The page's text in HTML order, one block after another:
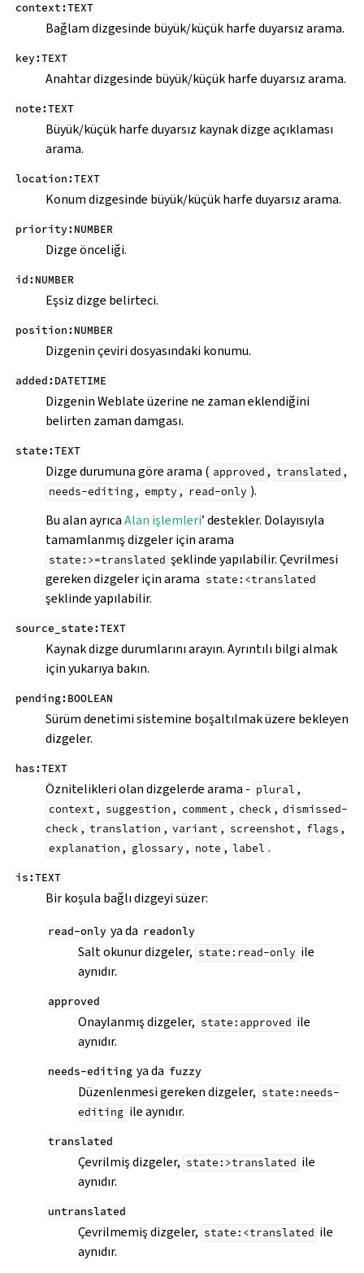
navigation of Yapılandırma yönergesi
context:TEXT
Bağlam dizgesinde büyük/küçük harfe duyarsız arama.
key:TEXT
Anahtar dizgesinde büyük/küçük harfe duyarsız arama.
note:TEXT
Büyük/küçük harfe duyarsız kaynak dizge açıklaması
arama.
location:TEXT
Konum dizgesinde büyük/küçük harfe duyarsız arama.
priority:NUMBER
Dizge önceliği.
id:NUMBER
Eşsiz dizge belirteci.
position:NUMBER
Dizgenin çeviri dosyasındaki konumu.
added:DATETIME
Dizgenin Weblate üzerine ne zaman eklendiğini
belirten zaman damgası.
state:TEXT
Dizge durumuna göre arama ( approved , translated ,
needs-editing , empty , read-only ).
Bu alan ayrıcaAlan işlemleri’ destekler. Dolayısıyla
tamamlanmış dizgeler için arama
state:>=translated şeklinde yapılabilir. Çevrilmesi
gereken dizgeler için arama state:<translated
şeklinde yapılabilir.
source_state:TEXT
Kaynak dizge durumlarını arayın. Ayrıntılı bilgi almak
için yukarıya bakın.
pending:BOOLEAN
Sürüm denetimi sistemine boşaltılmak üzere bekleyen
dizgeler.
has:TEXT
Öznitelikleri olan dizgelerde arama - plural ,
context , suggestion , comment , check , dismissed-
check , translation , variant , screenshot , flags ,
explanation , glossary , note , label .
is:TEXT
Bir koşula bağlı dizgeyi süzer:
read-only ya da readonly
Salt okunur dizgeler, state:read-only ile
aynıdır.
approved
Onaylanmış dizgeler, state:approved ile
aynıdır.
needs-editing ya da fuzzy
Düzenlenmesi gereken dizgeler, state:needs-
editing ile aynıdır.
translated
Çevrilmiş dizgeler, state:>translated ile
aynıdır.
untranslated
Çevrilmemiş dizgeler, state:<translated ile
aynıdır.